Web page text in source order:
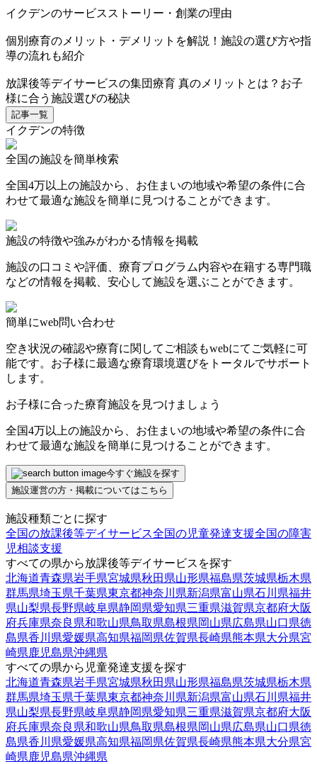
イクデンのサービスストーリー・創業の理由
個別療育のメリット・デメリットを解説！施設の選び方や指
導の流れも紹介
放課後等デイサービスの集団療育 真のメリットとは？お子
様に合う施設選びの秘訣
記事一覧
イクデンの特徴
全国の施設を簡単検索
全国4万以上の施設から、お住まいの地域や希望の条件に合
わせて最適な施設を簡単に見つけることができます。
施設の特徴や強みがわかる情報を掲載
施設の口コミや評価、療育プログラム内容や在籍する専門職
などの情報を掲載、安心して施設を選ぶことができます。
簡単にweb問い合わせ
空き状況の確認や療育に関してご相談もwebにてご気軽に可
能です。お子様に最適な療育環境選びをトータルでサポート
します。
お子様に合った療育施設を見つけましょう
全国4万以上の施設から、お住まいの地域や希望の条件に合
わせて最適な施設を簡単に見つけることができます。
今すぐ施設を探す
施設運営の方・掲載についてはこちら
施設種類ごとに探す
全国の放課後等デイサービス全国の児童発達支援全国の障害
児相談支援
すべての県から放課後等デイサービスを探す
北海道青森県岩手県宮城県秋田県山形県福島県茨城県栃木県
群馬県埼玉県千葉県東京都神奈川県新潟県富山県石川県福井
県山梨県長野県岐阜県静岡県愛知県三重県滋賀県京都府大阪
府兵庫県奈良県和歌山県鳥取県島根県岡山県広島県山口県徳
島県香川県愛媛県高知県福岡県佐賀県長崎県熊本県大分県宮
崎県鹿児島県沖縄県
すべての県から児童発達支援を探す
北海道青森県岩手県宮城県秋田県山形県福島県茨城県栃木県
群馬県埼玉県千葉県東京都神奈川県新潟県富山県石川県福井
県山梨県長野県岐阜県静岡県愛知県三重県滋賀県京都府大阪
府兵庫県奈良県和歌山県鳥取県島根県岡山県広島県山口県徳
島県香川県愛媛県高知県福岡県佐賀県長崎県熊本県大分県宮
崎県鹿児島県沖縄県